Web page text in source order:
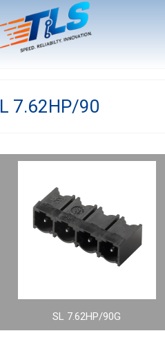
7.62HP/90
SL 7.62HP/90G